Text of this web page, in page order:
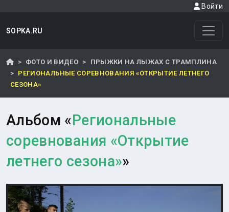
Войти
SOPKA.RU
ФОТО И ВИДЕО
ПРЫЖКИ НА ЛЫЖАХ С ТРАМПЛИНА
РЕГИОНАЛЬНЫЕ СОРЕВНОВАНИЯ «ОТКРЫТИЕ ЛЕТНЕГО
СЕЗОНА»
Альбом «Региональные
соревнования «Открытие
летнего сезона»»